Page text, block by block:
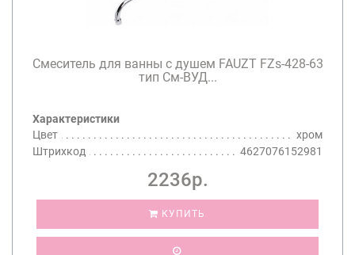
Смеситель для ванны с душем FAUZT FZs-428-63
тип См-ВУД...
Характеристики
Цвет
хром
Штрихкод
4627076152981
2236р.
КУПИТЬ